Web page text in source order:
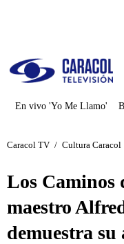
En vivo 'Yo Me Llamo'
Caracol TV / Cultura Caracol
Los Caminos
maestro
demuestra su